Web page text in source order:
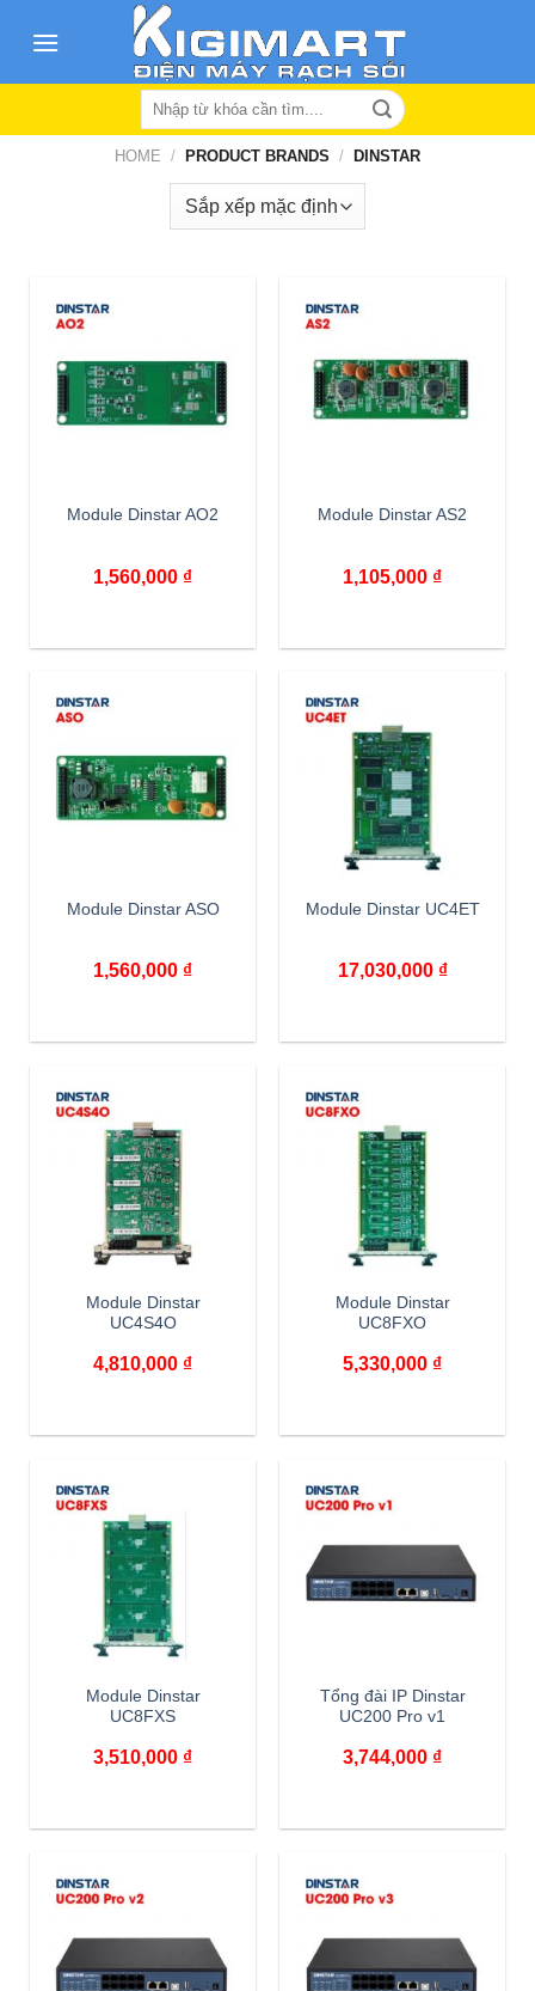
Search
HOME / PRODUCT BRANDS / DINSTAR
Module Dinstar AO2
1,560,000 ₫
Module Dinstar AS2
1,105,000 ₫
Module Dinstar ASO
1,560,000 ₫
Module Dinstar UC4ET
17,030,000 ₫
Module Dinstar
UC4S4O
4,810,000 ₫
Module Dinstar
UC8FXO
5,330,000 ₫
Module Dinstar
UC8FXS
3,510,000 ₫
Tổng đài IP Dinstar
UC200 Pro v1
3,744,000 ₫